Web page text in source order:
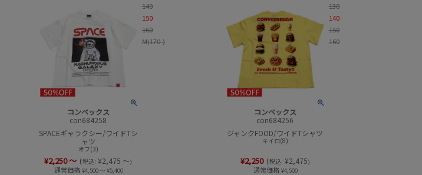
コンベックス
con684258
SPACEギャラクシー/ワイドTシ
ャツ
オフ(3)
¥2,250～ (税込: ¥2,475 ～)
通常価格 ¥4,500～ ¥5,400
140
150
160
M(170-)
コンベックス
con684256
ジャンクFOOD/ワイドTシャツ
キイロ(8)
¥2,250 (税込: ¥2,475)
通常価格 ¥4,500
130
140
150
160